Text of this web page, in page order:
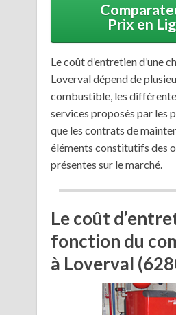
Prix en
Le coût d’entretien d’une
Loverval dépend de
combustible, les
services proposés par les
que les contrats de
éléments constitutifs des
présentes sur le marché.
Le coût
fonction du
à Loverval